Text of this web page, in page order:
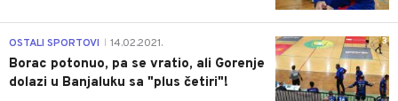
3
OSTALI SPORTOVI 14.02.2021.
Borac potonuo, pa se vratio, ali Gorenje
dolazi u Banjaluku sa "plus četiri"!